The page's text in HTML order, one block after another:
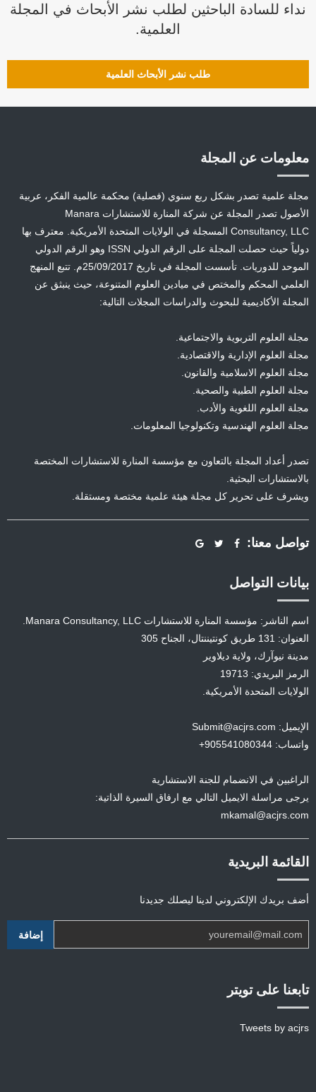
نداء للسادة الباحثين لطلب نشر الأبحاث في المجلة
العلمية.
طلب نشر الأبحاث العلمية
معلومات عن المجلة
مجلة علمية تصدر بشكل ربع سنوي (فصلية) محكمة عالمية الفكر، عربية
الأصول تصدر المجلة عن شركة المنارة للاستشارات Manara
Consultancy, LLC المسجلة في الولايات المتحدة الأمريكية. معترف بها
دولياً حيث حصلت المجلة على الرقم الدولي ISSN وهو الرقم الدولي
الموحد للدوريات. تأسست المجلة في تاريخ 25/09/2017م. تتبع المنهج
العلمي المحكم والمختص في ميادين العلوم المتنوعة، حيث ينبثق عن
المجلة الأكاديمية للبحوث والدراسات المجلات التالية:
مجلة العلوم التربوية والاجتماعية.
مجلة العلوم الإدارية والاقتصادية.
مجلة العلوم الاسلامية والقانون.
مجلة العلوم الطبية والصحية.
مجلة العلوم اللغوية والأدب.
مجلة العلوم الهندسية وتكنولوجيا المعلومات.
تصدر أعداد المجلة بالتعاون مع مؤسسة المنارة للاستشارات المختصة
بالاستشارات البحثية.
ويشرف على تحرير كل مجلة هيئة علمية مختصة ومستقلة.
تواصل معنا:
بيانات التواصل
اسم الناشر: مؤسسة المنارة للاستشارات Manara Consultancy, LLC.
العنوان: 131 طريق كونتيننتال، الجناح 305
مدينة نيوآرك، ولاية ديلاوير
الرمز البريدي: 19713
الولايات المتحدة الأمريكية.
الإيميل: Submit@acjrs.com
واتساب: 905541080344+
الراغبين في الانضمام للجنة الاستشارية
يرجى مراسلة الايميل التالي مع ارفاق السيرة الذاتية:
mkamal@acjrs.com
القائمة البريدية
أضف بريدك الإلكتروني لدينا ليصلك جديدنا
تابعنا على تويتر
Tweets by acjrs